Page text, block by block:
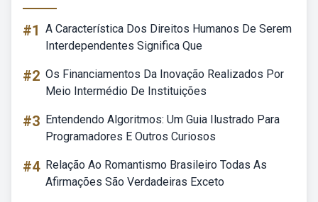
#1 A Característica Dos Direitos Humanos De Serem
Interdependentes Significa Que
#2 Os Financiamentos Da Inovação Realizados Por
Meio Intermédio De Instituições
#3 Entendendo Algoritmos: Um Guia Ilustrado Para
Programadores E Outros Curiosos
#4 Relação Ao Romantismo Brasileiro Todas As
Afirmações São Verdadeiras Exceto